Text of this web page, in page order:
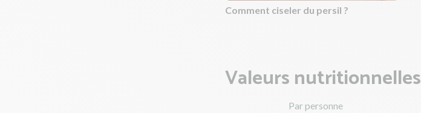
Comment ciseler du persil ?
Valeurs nutritionnelles
Par personne